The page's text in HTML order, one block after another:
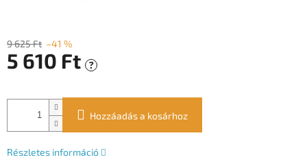
9 625 Ft –41 %
5 610 Ft ?
Hozzáadás a kosárhoz
Részletes információ